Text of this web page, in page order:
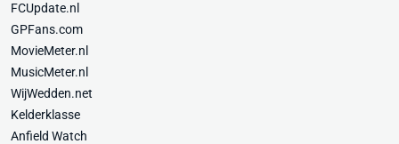
FCUpdate.nl
GPFans.com
MovieMeter.nl
MusicMeter.nl
WijWedden.net
Kelderklasse
Anfield Watch